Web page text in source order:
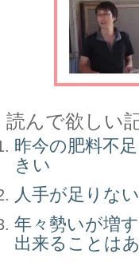
読んで欲しい
昨今の肥料不
きい
人手が足りな
年々勢いが増
出来ることは